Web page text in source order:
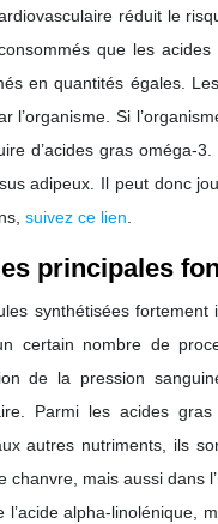
réduit le
que les
en quantités égales.
l’organisme. Si
d’acides gras oméga-
adipeux. Il peut donc
suivez ce lien.
principales
synthétisées
certain nombre de
de la pression
Parmi les acides
autres nutriments, ils
chanvre, mais aussi dans
l’acide alpha-linolénique,